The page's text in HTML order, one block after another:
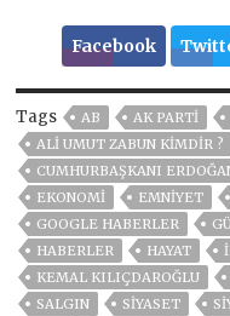
Facebook
Tags AB AK PARTİ
ALI UMUT ZABUN KIMDIR ?
CUMHURBAŞKANI
EKONOMİ
EMNİYET
GOOGLE HABERLER
HABERLER
HAYAT
KEMAL KILIÇDAROĞLU
SALGIN
SİYASET